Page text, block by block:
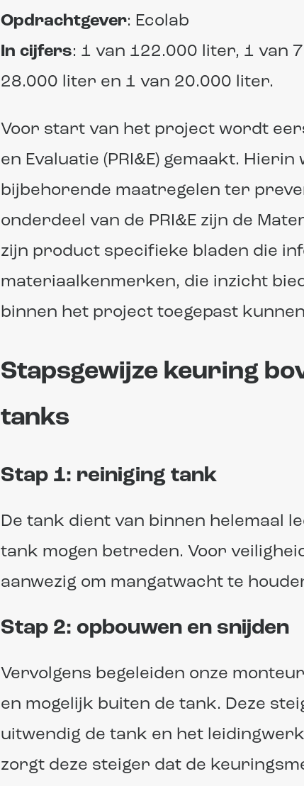
Opdrachtgever: Ecolab
In cijfers: 1 van 122.000 liter, 1 van
28.000 liter en 1 van 20.000 liter.
Voor start van het project wordt
en Evaluatie (PRI&E) gemaakt.
bijbehorende maatregelen ter
onderdeel van de PRI&E zijn de
zijn product specifieke bladen die
materiaalkenmerken, die inzicht
binnen het project toegepast
Stapsgewijze keuring
tanks
Stap 1: reiniging tank
De tank dient van binnen helemaal
tank mogen betreden. Voor
aanwezig om mangatwacht te
Stap 2: opbouwen en snijden
Vervolgens begeleiden onze
en mogelijk buiten de tank. Deze
uitwendig de tank en het
zorgt deze steiger dat de